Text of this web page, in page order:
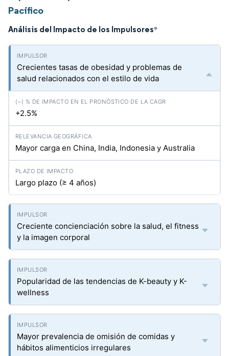
Pacífico
Análisis del Impacto de los Impulsores*
Crecientes tasas de obesidad y problemas de
salud relacionados con el estilo de vida
+2.5%
Mayor carga en China, India, Indonesia y Australia
Largo plazo (≥ 4 años)
Creciente concienciación sobre la salud, el fitness
y la imagen corporal
Popularidad de las tendencias de K-beauty y K-
wellness
Mayor prevalencia de omisión de comidas y
hábitos alimenticios irregulares